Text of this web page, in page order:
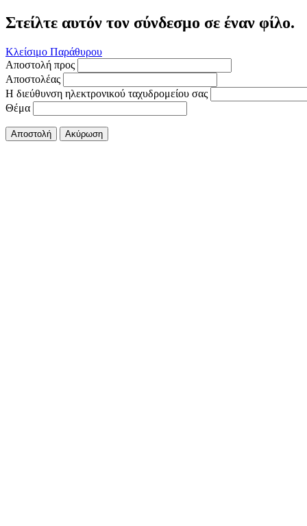
Στείλτε αυτόν τον σύνδεσμο σε έναν φίλο.
Κλείσιμο Παράθυρου
Αποστολή προς
Αποστολέας
Η διεύθυνση ηλεκτρονικού ταχυδρομείου σας
Θέμα
Αποστολή Ακύρωση